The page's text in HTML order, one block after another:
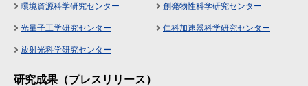
環境資源科学研究センター 創発物性科学研究センター
光量子工学研究センター 仁科加速器科学研究センター
放射光科学研究センター
研究成果（プレスリリース）